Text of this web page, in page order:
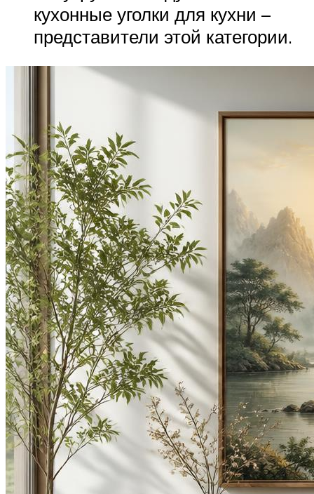
кухонные уголки для кухни –
представители этой категории.